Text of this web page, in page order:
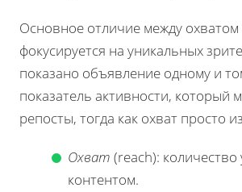
Основное отличие между
фокусируется на уникальных
показано объявление одному и
показатель активности, который
репосты, тогда как охват просто
Охват (reach):
контентом.